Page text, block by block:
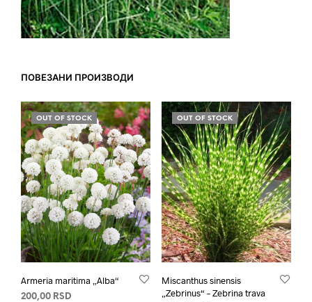
ПОВЕЗАНИ ПРОИЗВОДИ
OUT OF STOCK
Armeria maritima „Alba“
200,00 RSD
OUT OF STOCK
Мiscanthus sinensis
„Zebrinus“ – Zebrina trava